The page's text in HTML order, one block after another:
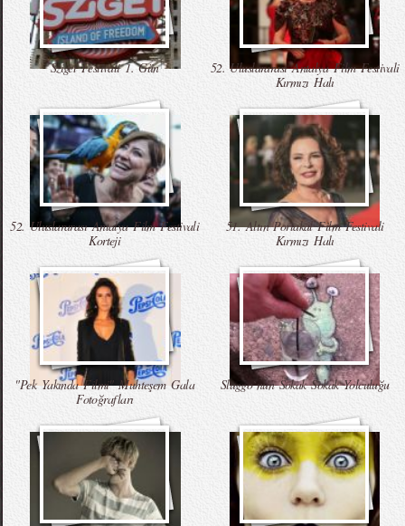
Sziget Festivali 1. Gün
52. Uluslararası Antalya Film Festivali
Kırmızı Halı
52. Uluslararası Antalya Film Festivali
Korteji
51. Altın Portakal Film Festivali
Kırmızı Halı
"Pek Yakında Filmi" Muhteşem Gala
Fotoğrafları
Sluggo`nun Sokak Sokak Yolculuğu